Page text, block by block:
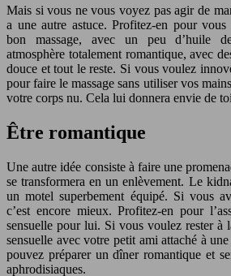
Mais si vous ne vous voyez pas agir de
a une autre astuce. Profitez-en pour
bon massage, avec un peu d’huile
atmosphère totalement romantique, avec
douce et tout le reste. Si vous voulez
pour faire le massage sans utiliser vos
votre corps nu. Cela lui donnera envie de
Être romantique
Une autre idée consiste à faire une
se transformera en un enlèvement. Le
un motel superbement équipé. Si vous
c’est encore mieux. Profitez-en pour
sensuelle pour lui. Si vous voulez rester à
sensuelle avec votre petit ami attaché à
pouvez préparer un dîner romantique et
aphrodisiaques.